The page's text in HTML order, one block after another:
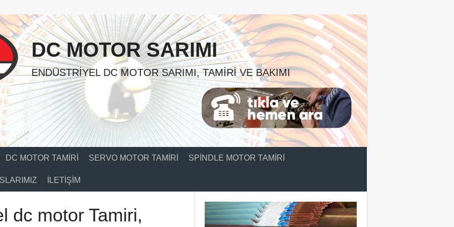
DC MOTOR SARIMI
ENDÜSTRIYEL DC MOTOR SARIMI, TAMIRI VE BAKIMI
DC MOTOR TAMIRI SERVO MOTOR TAMIRI SPINDLE MOTOR TAMIRI
İLETIŞIM
dc motor Tamiri,